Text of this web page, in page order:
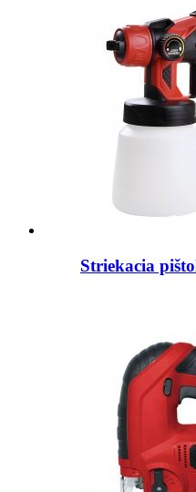
Striekacia